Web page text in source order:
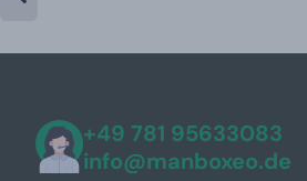
+49 781 95633083
info@manboxeo.de